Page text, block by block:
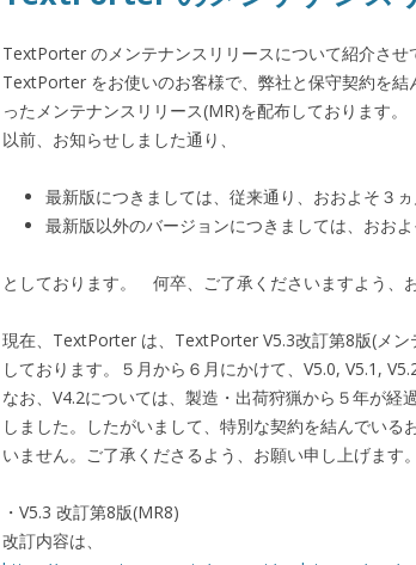
TextPorter のメンテナンスリリースについて紹介させ
TextPorter をお使いのお客様で、弊社と保守契約を
ったメンテナンスリリース(MR)を配布しております。
以前、お知らせしました通り、
最新版につきましては、従来通り、おおよそ３
最新版以外のバージョンにつきましては、おお
としております。 何卒、ご了承くださいますよう、
現在、TextPorter は、TextPorter V5.3改訂第8版(メ
しております。５月から６月にかけて、V5.0, V5.1,
なお、V4.2については、製造・出荷狩猟から５年が経
しました。したがいまして、特別な契約を結んでい
いません。ご了承くださるよう、お願い申し上げます。
・V5.3 改訂第8版(MR8)
改訂内容は、